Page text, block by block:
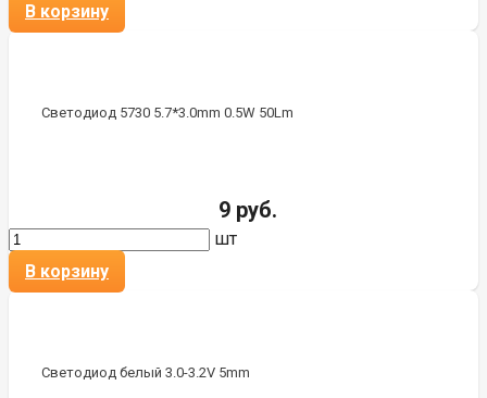
В корзину
Светодиод 5730 5.7*3.0mm 0.5W 50Lm
9 руб.
шт
В корзину
Светодиод белый 3.0-3.2V 5mm